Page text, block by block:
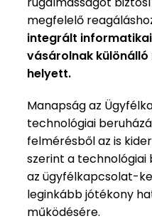
megfelelő
integrált
vásárolnak
helyett.
Manapság az
technológiai
felmérésből az is
szerint a technológiai
az ügyfélkapcsolat-
leginkább jótékony
működésére.